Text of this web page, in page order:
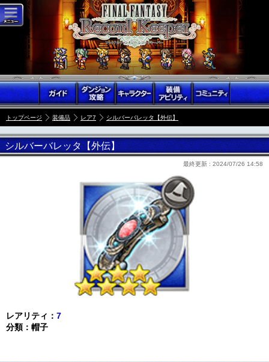
トップページ 装備品 レア7 シルバーバレッタ【外伝】
シルバーバレッタ【外伝】
最終更新 : 2024/07/26 14:58
レアリティ： 7
分類：帽子